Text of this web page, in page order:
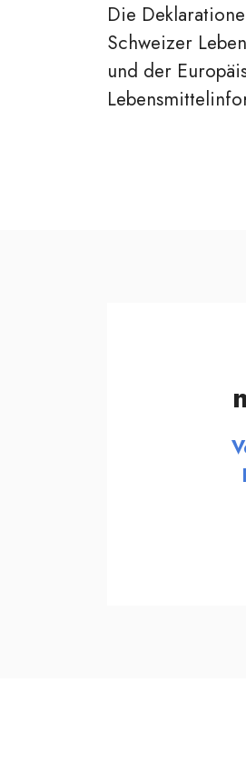
Die
Schweizer
und der